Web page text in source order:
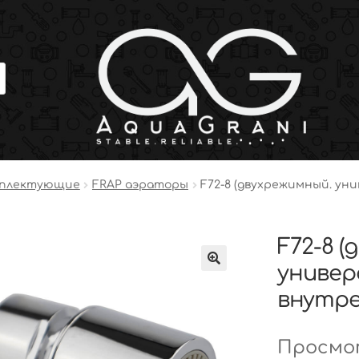
FRAP аэраторы F72-8 (двухрежимный.
F72-8